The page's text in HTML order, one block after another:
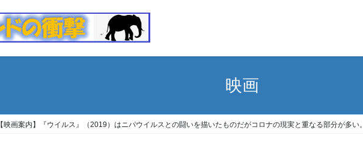
映画
【映画案内】『ウイルス』（2019）はニパウイルスとの闘いを描いたものだがコロナの現実と重なる部分が多い。